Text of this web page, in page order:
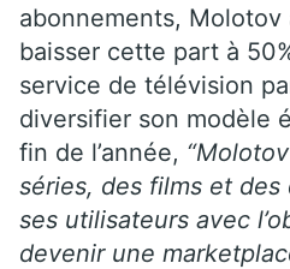
abonnements,
baisser cette part à
service de télévision
diversifier son modèle
fin de l’année,
séries, des films et des
ses utilisateurs avec
devenir une